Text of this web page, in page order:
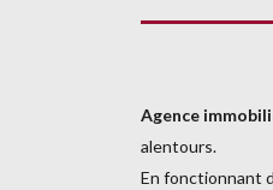
Agence
alentours.
En fonctionnant